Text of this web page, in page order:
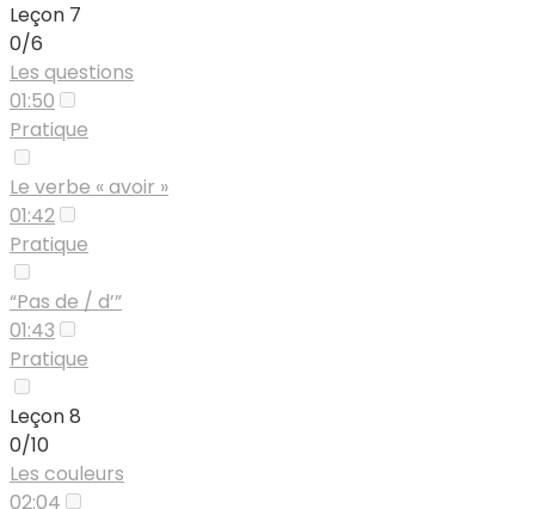
Leçon 7
0/6
Les questions
01:50
Pratique
Le verbe « avoir »
01:42
Pratique
“Pas de / d’”
01:43
Pratique
Leçon 8
0/10
Les couleurs
02:04